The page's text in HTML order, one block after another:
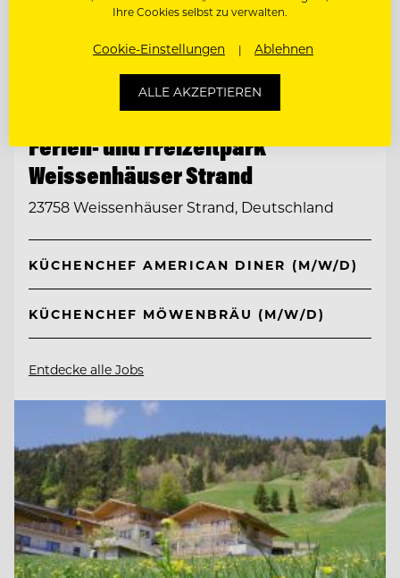
Ferien- und Freizeitpark
Weissenhäuser Strand
23758 Weissenhäuser Strand, Deutschland
KÜCHENCHEF AMERICAN DINER (M/W/D)
KÜCHENCHEF MÖWENBRÄU (M/W/D)
Entdecke alle Jobs
Ihre Cookies selbst zu verwalten.
Cookie-Einstellungen Ablehnen
ALLE AKZEPTIEREN